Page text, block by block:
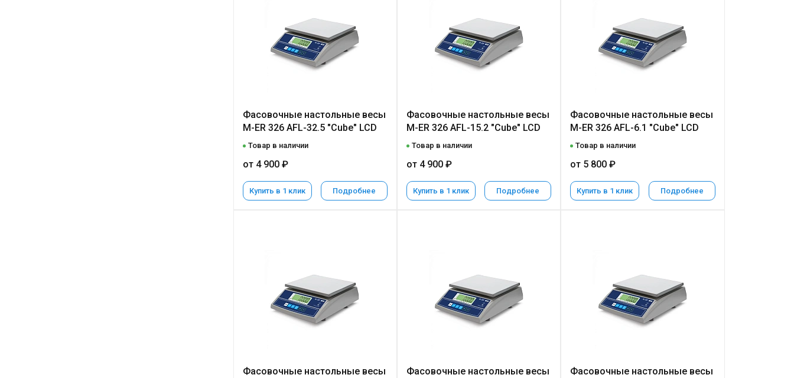
Фасовочные настольные весы
M-ER 326 AFL-32.5 "Cube" LCD
Товар в наличии
от 4 900 ₽
Купить в 1 клик Подробнее
Фасовочные настольные весы
M-ER 326 AFL-15.2 "Cube" LCD
Товар в наличии
от 4 900 ₽
Купить в 1 клик Подробнее
Фасовочные настольные весы
M-ER 326 AFL-6.1 "Cube" LCD
Товар в наличии
от 5 800 ₽
Купить в 1 клик Подробнее
Фасовочные настольные весы Фасовочные настольные весы Фасовочные настольные весы